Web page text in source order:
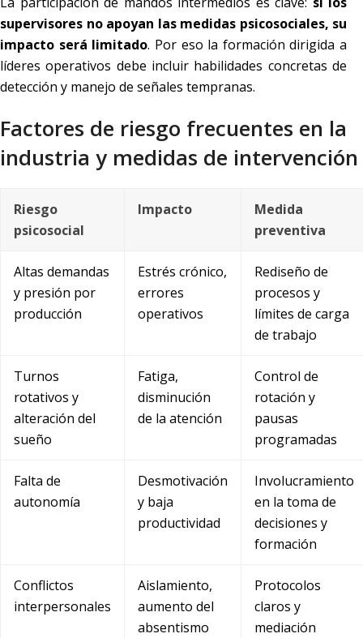
supervisores no apoyan las medidas psicosociales, su
impacto será limitado. Por eso la formación dirigida a
líderes operativos debe incluir habilidades concretas de
detección y manejo de señales tempranas.
Factores de riesgo frecuentes en la
industria y medidas de intervención
Riesgo
psicosocial
Impacto
Medida
preventiva
Altas demandas
y presión por
producción
Estrés crónico,
errores
operativos
Rediseño de
procesos y
límites de carga
de trabajo
Turnos
rotativos y
alteración del
sueño
Fatiga,
disminución
de la atención
Control de
rotación y
pausas
programadas
Falta de
autonomía
Desmotivación
y baja
productividad
Involucramiento
en la toma de
decisiones y
formación
Conflictos
interpersonales
Aislamiento,
aumento del
absentismo
Protocolos
claros y
mediación